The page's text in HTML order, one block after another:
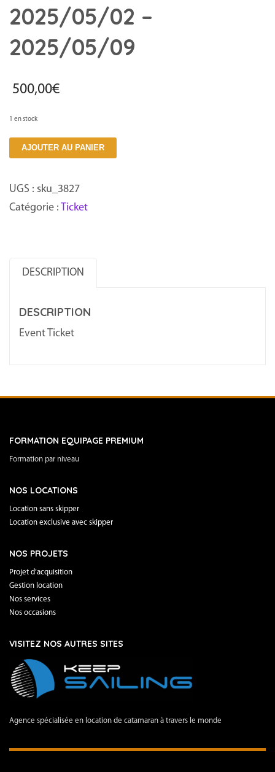
2025/05/02 –
2025/05/09
500,00€
1 en stock
quantité
Ticket:
Niveau
395
pack
2025/05/09
AJOUTER AU PANIER
UGS : sku_3827
Catégorie : Ticket
DESCRIPTION
DESCRIPTION
Event Ticket
FORMATION EQUIPAGE PREMIUM
Formation par niveau
NOS LOCATIONS
Location sans skipper
Location exclusive avec skipper
NOS PROJETS
Projet d’acquisition
Gestion location
Nos services
Nos occasions
VISITEZ NOS AUTRES SITES
Agence spécialisée en location de catamaran à travers le monde